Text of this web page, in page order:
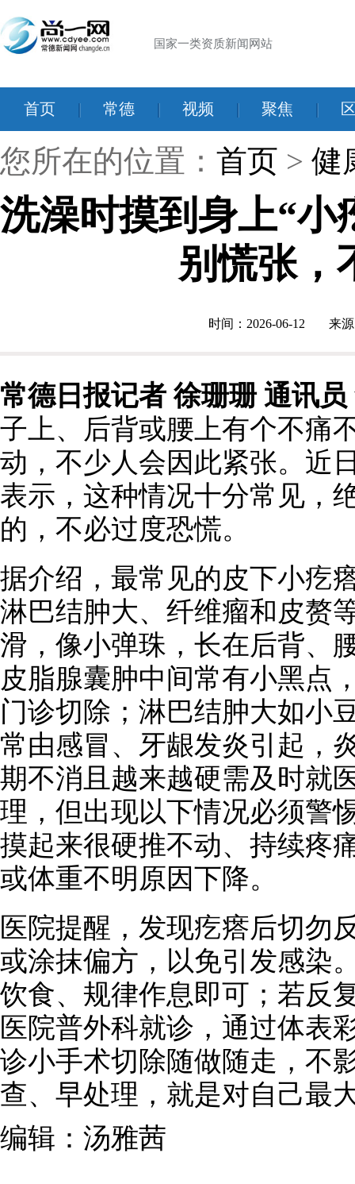
国家一类资质新闻网站
首页 | 常德 | 视频 | 聚焦 |
您所在的位置： 首页 > 健
洗澡时摸到身上“小
别慌张，
时间：2026-06-12 来
常德日报记者 徐珊珊 通讯员
子上、后背或腰上有个不痛
动，不少人会因此紧张。近
表示，这种情况十分常见，
的，不必过度恐慌。
据介绍，最常见的皮下小疙
淋巴结肿大、纤维瘤和皮赘
滑，像小弹珠，长在后背、
皮脂腺囊肿中间常有小黑点
门诊切除；淋巴结肿大如小
常由感冒、牙龈发炎引起，
期不消且越来越硬需及时就
理，但出现以下情况必须警
摸起来很硬推不动、持续疼
或体重不明原因下降。
医院提醒，发现疙瘩后切勿
或涂抹偏方，以免引发感染
饮食、规律作息即可；若反
医院普外科就诊，通过体表
诊小手术切除随做随走，不
查、早处理，就是对自己最
编辑：汤雅茜